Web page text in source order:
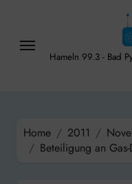
content
Hameln 99.3 - Bad
Home 2011
Beteiligung an